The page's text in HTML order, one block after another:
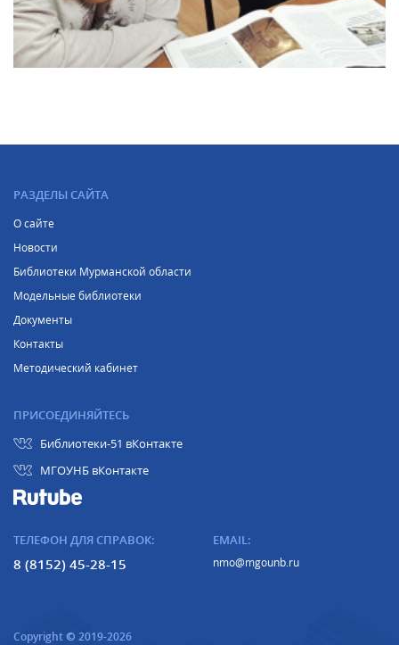
РАЗДЕЛЫ САЙТА
О сайте
Новости
Библиотеки Мурманской области
Модельные библиотеки
Документы
Контакты
Методический кабинет
ПРИСОЕДИНЯЙТЕСЬ
Библиотеки-51 вКонтакте
МГОУНБ вКонтакте
Copyright © 2019-2026
ТЕЛЕФОН ДЛЯ СПРАВОК:
8 (8152) 45-28-15
EMAIL:
nmo@mgounb.ru